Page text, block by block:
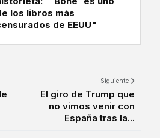
los libros más
de EEUU"
Siguiente
El giro de Trump que
no vimos venir con
España tras la...